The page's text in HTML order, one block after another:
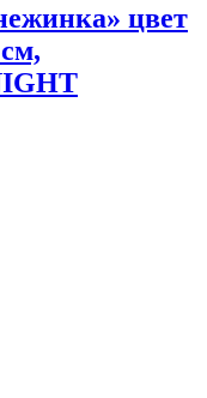
цвет